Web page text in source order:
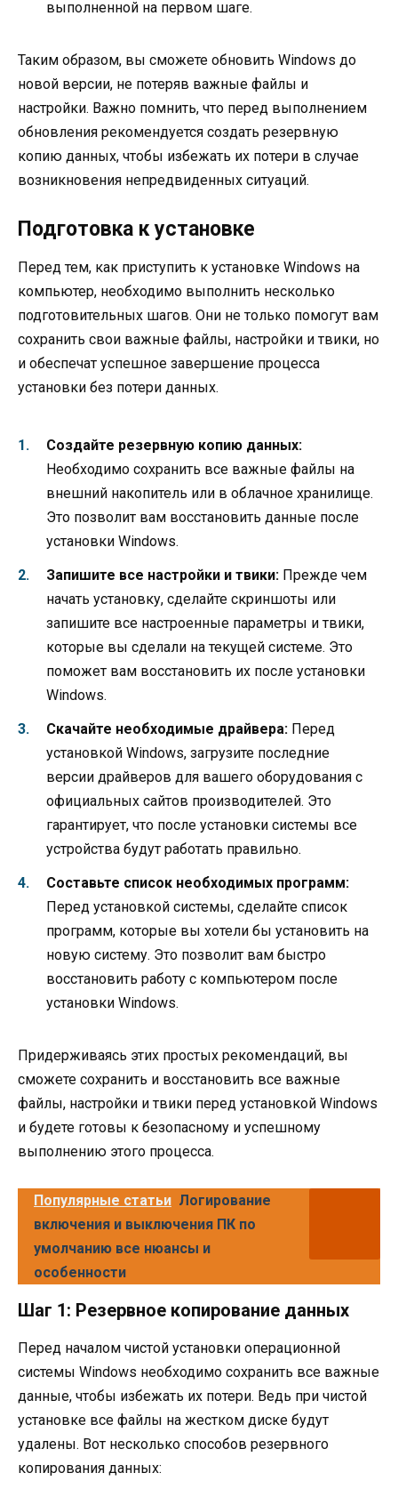
выполненной на первом шаге.
Таким образом, вы сможете обновить Windows до
новой версии, не потеряв важные файлы и
настройки. Важно помнить, что перед выполнением
обновления рекомендуется создать резервную
копию данных, чтобы избежать их потери в случае
возникновения непредвиденных ситуаций.
Подготовка к установке
Перед тем, как приступить к установке Windows на
компьютер, необходимо выполнить несколько
подготовительных шагов. Они не только помогут вам
сохранить свои важные файлы, настройки и твики, но
и обеспечат успешное завершение процесса
установки без потери данных.
Создайте резервную копию данных:
Необходимо сохранить все важные файлы на
внешний накопитель или в облачное хранилище.
Это позволит вам восстановить данные после
установки Windows.
Запишите все настройки и твики: Прежде чем
начать установку, сделайте скриншоты или
запишите все настроенные параметры и твики,
которые вы сделали на текущей системе. Это
поможет вам восстановить их после установки
Windows.
Скачайте необходимые драйвера: Перед
установкой Windows, загрузите последние
версии драйверов для вашего оборудования с
официальных сайтов производителей. Это
гарантирует, что после установки системы все
устройства будут работать правильно.
Составьте список необходимых программ:
Перед установкой системы, сделайте список
программ, которые вы хотели бы установить на
новую систему. Это позволит вам быстро
восстановить работу с компьютером после
установки Windows.
Придерживаясь этих простых рекомендаций, вы
сможете сохранить и восстановить все важные
файлы, настройки и твики перед установкой Windows
и будете готовы к безопасному и успешному
выполнению этого процесса.
Популярные статьи Логирование
включения и выключения ПК по
умолчанию все нюансы и
особенности
Шаг 1: Резервное копирование данных
Перед началом чистой установки операционной
системы Windows необходимо сохранить все важные
данные, чтобы избежать их потери. Ведь при чистой
установке все файлы на жестком диске будут
удалены. Вот несколько способов резервного
копирования данных: